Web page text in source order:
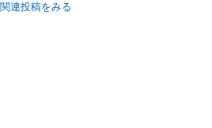
関連投稿をみる